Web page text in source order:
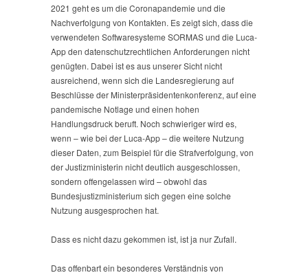
2021 geht es um die Coronapandemie und die
Nachverfolgung von Kontakten. Es zeigt sich, dass die
verwendeten Softwaresysteme SORMAS und die Luca-
App den datenschutzrechtlichen Anforderungen nicht
genügten. Dabei ist es aus unserer Sicht nicht
ausreichend, wenn sich die Landesregierung auf
Beschlüsse der Ministerpräsidentenkonferenz, auf eine
pandemische Notlage und einen hohen
Handlungsdruck beruft. Noch schwieriger wird es,
wenn – wie bei der Luca-App – die weitere Nutzung
dieser Daten, zum Beispiel für die Strafverfolgung, von
der Justizministerin nicht deutlich ausgeschlossen,
sondern offengelassen wird – obwohl das
Bundesjustizministerium sich gegen eine solche
Nutzung ausgesprochen hat.
Dass es nicht dazu gekommen ist, ist ja nur Zufall.
Das offenbart ein besonderes Verständnis von